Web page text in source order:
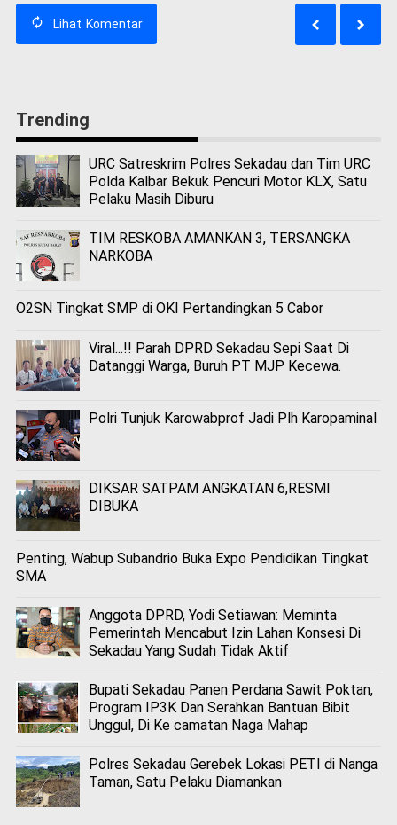
Lihat Komentar
Trending
URC Satreskrim Polres Sekadau dan Tim URC
Polda Kalbar Bekuk Pencuri Motor KLX, Satu
Pelaku Masih Diburu
TIM RESKOBA AMANKAN 3, TERSANGKA
NARKOBA
O2SN Tingkat SMP di OKI Pertandingkan 5 Cabor
Viral...!! Parah DPRD Sekadau Sepi Saat Di
Datanggi Warga, Buruh PT MJP Kecewa.
Polri Tunjuk Karowabprof Jadi Plh Karopaminal
DIKSAR SATPAM ANGKATAN 6,RESMI
DIBUKA
Penting, Wabup Subandrio Buka Expo Pendidikan Tingkat
SMA
Anggota DPRD, Yodi Setiawan: Meminta
Pemerintah Mencabut Izin Lahan Konsesi Di
Sekadau Yang Sudah Tidak Aktif
Bupati Sekadau Panen Perdana Sawit Poktan,
Program IP3K Dan Serahkan Bantuan Bibit
Unggul, Di Ke camatan Naga Mahap
Polres Sekadau Gerebek Lokasi PETI di Nanga
Taman, Satu Pelaku Diamankan